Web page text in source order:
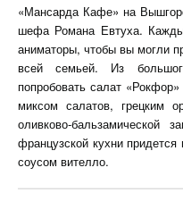
«Мансарда Кафе» на
шефа Романа Евтуха.
аниматоры, чтобы вы могли
всей семьей. Из
попробовать салат
миксом салатов, грецким
оливково-бальзамической
французской кухни
соусом вителло.